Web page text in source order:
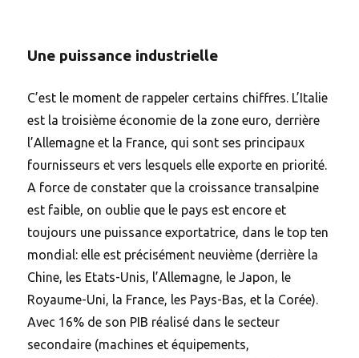
Une puissance industrielle
C’est le moment de rappeler certains chiffres. L’Italie
est la troisième économie de la zone euro, derrière
l’Allemagne et la France, qui sont ses principaux
fournisseurs et vers lesquels elle exporte en priorité.
A force de constater que la croissance transalpine
est faible, on oublie que le pays est encore et
toujours une puissance exportatrice, dans le top ten
mondial: elle est précisément neuvième (derrière la
Chine, les Etats-Unis, l’Allemagne, le Japon, le
Royaume-Uni, la France, les Pays-Bas, et la Corée).
Avec 16% de son PIB réalisé dans le secteur
secondaire (machines et équipements,